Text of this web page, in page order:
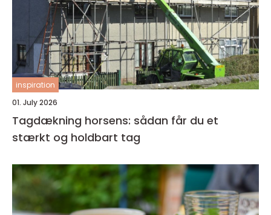
inspiration
01. July 2026
Tagdækning horsens: sådan får du et
stærkt og holdbart tag